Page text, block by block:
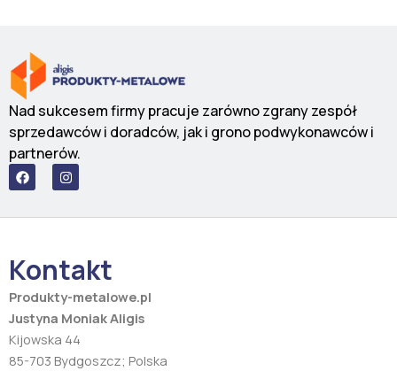
Nad sukcesem firmy pracuje zarówno zgrany zespół
sprzedawców i doradców, jak i grono podwykonawców i
partnerów.
F
a
c
b
k
I
n
s
a
a
m
Kontakt
Produkty-metalowe.pl
Justyna Moniak Aligis
Kijowska 44
85-703 Bydgoszcz; Polska